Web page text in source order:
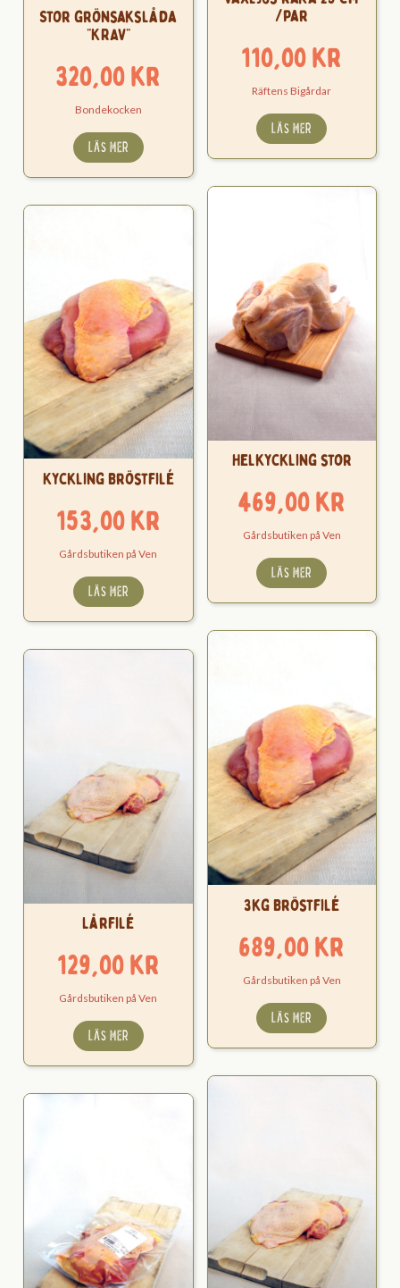
/par
110,00kr
Räftens Bigårdar
LÄS MER
Stor grönsakslåda
“KRAV”
320,00kr
Bondekocken
LÄS MER
Helkyckling stor
469,00kr
Gårdsbutiken på Ven
LÄS MER
Kyckling Bröstfilé
153,00kr
Gårdsbutiken på Ven
LÄS MER
3kg Bröstfilé
689,00kr
Gårdsbutiken på Ven
LÄS MER
Lårfilé
129,00kr
Gårdsbutiken på Ven
LÄS MER